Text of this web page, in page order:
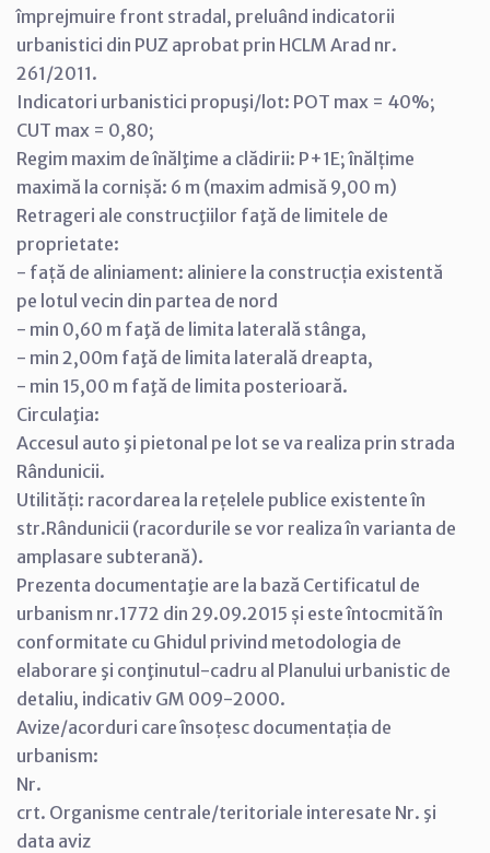
împrejmuire front stradal, preluând indicatorii
urbanistici din PUZ aprobat prin HCLM Arad nr.
261/2011.
Indicatori urbanistici propuşi/lot: POT max = 40%;
CUT max = 0,80;
Regim maxim de înălţime a clădirii: P+1E; înălțime
maximă la cornișă: 6 m (maxim admisă 9,00 m)
Retrageri ale construcţiilor faţă de limitele de
proprietate:
- față de aliniament: aliniere la construcția existentă
pe lotul vecin din partea de nord
- min 0,60 m faţă de limita laterală stânga,
- min 2,00m faţă de limita laterală dreapta,
- min 15,00 m faţă de limita posterioară.
Circulaţia:
Accesul auto şi pietonal pe lot se va realiza prin strada
Rândunicii.
Utilități: racordarea la rețelele publice existente în
str.Rândunicii (racordurile se vor realiza în varianta de
amplasare subterană).
Prezenta documentaţie are la bază Certificatul de
urbanism nr.1772 din 29.09.2015 și este întocmită în
conformitate cu Ghidul privind metodologia de
elaborare şi conţinutul-cadru al Planului urbanistic de
detaliu, indicativ GM 009-2000.
Avize/acorduri care însoțesc documentația de
urbanism:
Nr.
crt. Organisme centrale/teritoriale interesate Nr. şi
data aviz